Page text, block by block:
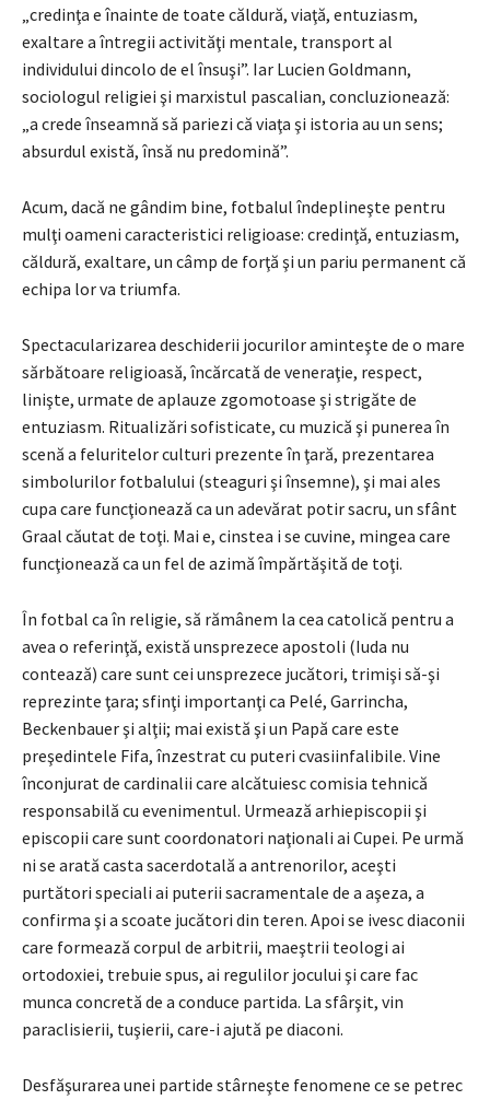
„credinţa e înainte de toate căldură, viaţă, entuziasm,
exaltare a întregii activităţi mentale, transport al
individului dincolo de el însuşi”. Iar Lucien Goldmann,
sociologul religiei şi marxistul pascalian, concluzionează:
„a crede înseamnă să pariezi că viaţa şi istoria au un sens;
absurdul există, însă nu predomină”.
Acum, dacă ne gândim bine, fotbalul îndeplineşte pentru
mulţi oameni caracteristici religioase: credinţă, entuziasm,
căldură, exaltare, un câmp de forţă şi un pariu permanent că
echipa lor va triumfa.
Spectacularizarea deschiderii jocurilor aminteşte de o mare
sărbătoare religioasă, încărcată de veneraţie, respect,
linişte, urmate de aplauze zgomotoase şi strigăte de
entuziasm. Ritualizări sofisticate, cu muzică şi punerea în
scenă a feluritelor culturi prezente în ţară, prezentarea
simbolurilor fotbalului (steaguri şi însemne), şi mai ales
cupa care funcţionează ca un adevărat potir sacru, un sfânt
Graal căutat de toţi. Mai e, cinstea i se cuvine, mingea care
funcţionează ca un fel de azimă împărtăşită de toţi.
În fotbal ca în religie, să rămânem la cea catolică pentru a
avea o referinţă, există unsprezece apostoli (Iuda nu
contează) care sunt cei unsprezece jucători, trimişi să-şi
reprezinte ţara; sfinţi importanţi ca Pelé, Garrincha,
Beckenbauer şi alţii; mai există şi un Papă care este
preşedintele Fifa, înzestrat cu puteri cvasiinfalibile. Vine
înconjurat de cardinalii care alcătuiesc comisia tehnică
responsabilă cu evenimentul. Urmează arhiepiscopii şi
episcopii care sunt coordonatori naţionali ai Cupei. Pe urmă
ni se arată casta sacerdotală a antrenorilor, aceşti
purtători speciali ai puterii sacramentale de a aşeza, a
confirma şi a scoate jucători din teren. Apoi se ivesc diaconii
care formează corpul de arbitrii, maeştrii teologi ai
ortodoxiei, trebuie spus, ai regulilor jocului şi care fac
munca concretă de a conduce partida. La sfârşit, vin
paraclisierii, tuşierii, care-i ajută pe diaconi.
Desfăşurarea unei partide stârneşte fenomene ce se petrec